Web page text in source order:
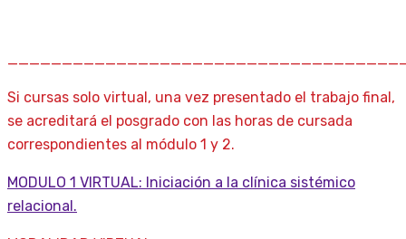
Si cursas solo virtual, una vez presentado el trabajo final,
se acreditará el posgrado con las horas de cursada
correspondientes al módulo 1 y 2.
MODULO 1 VIRTUAL: Iniciación a la clínica sistémico
relacional.